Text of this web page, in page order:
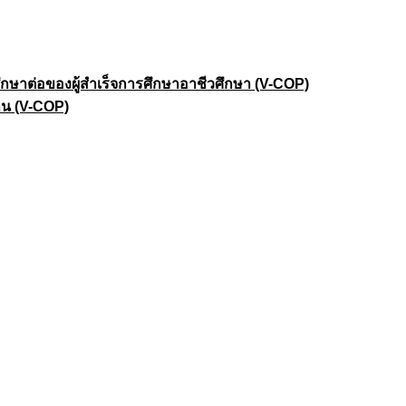
าต่อของผู้สำเร็จการศึกษาอาชีวศึกษา (V-COP)
(V-COP)